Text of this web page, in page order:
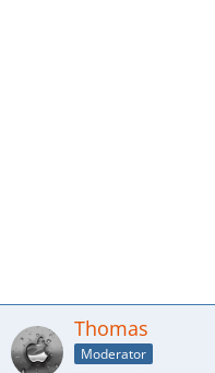
Thomas
Moderator